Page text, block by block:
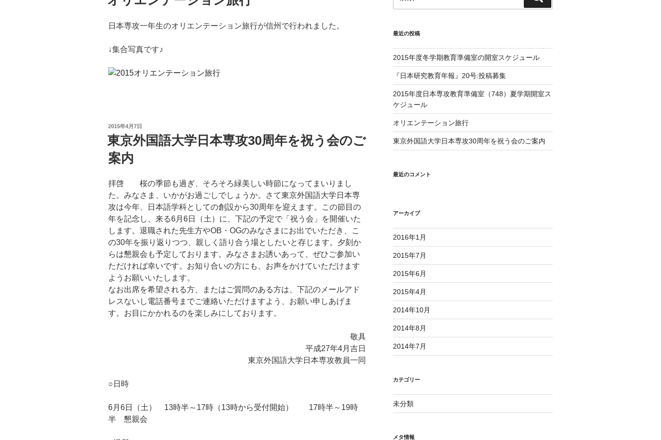
日:
日本専攻一年生のオリエンテーション旅行が信州で行われました。
↓集合写真です♪
投
稿
日:
2015年4月7日
東京外国語大学日本専攻30周年を祝う会のご
案内
拝啓 桜の季節も過ぎ、そろそろ緑美しい時節になってまいりまし
た。みなさま、いかがお過ごしでしょうか。さて東京外国語大学日本専
攻は今年、日本語学科としての創設から30周年を迎えます。この節目の
年を記念し、来る6月6日（土）に、下記の予定で「祝う会」を開催いた
します。退職された先生方やOB・OGのみなさまにお出でいただき、こ
の30年を振り返りつつ、親しく語り合う場としたいと存じます。夕刻か
らは懇親会も予定しております。みなさまお誘いあって、ぜひご参加い
ただければ幸いです。お知り合いの方にも、お声をかけていただけます
ようお願いいたします。
なお出席を希望される方、またはご質問のある方は、下記のメールアド
レスないし電話番号までご連絡いただけますよう、お願い申しあげま
す。お目にかかれるのを楽しみにしております。
敬具
平成27年4月吉日
東京外国語大学日本専攻教員一同
○日時
6月6日（土） 13時半～17時（13時から受付開始） 17時半～19時
半 懇親会
索
最近の投稿
2015年度冬学期教育準備室の開室スケジュール
『日本研究教育年報』20号:投稿募集
2015年度日本専攻教育準備室（748）夏学期開室ス
ケジュール
オリエンテーション旅行
東京外国語大学日本専攻30周年を祝う会のご案内
最近のコメント
アーカイブ
2016年1月
2015年7月
2015年6月
2015年4月
2014年10月
2014年8月
2014年7月
カテゴリー
未分類
メタ情報